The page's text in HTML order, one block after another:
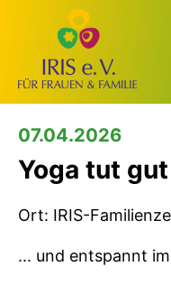
07.04.2026
Yoga tut gut
Ort: IRIS-
... und entspannt